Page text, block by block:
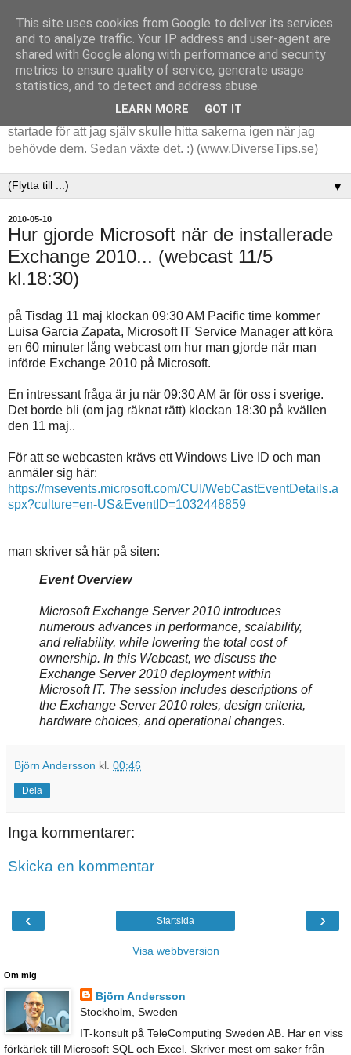
Tips och tankar kring de saker jag stöter på i arbetet. Det
startade för att jag själv skulle hitta sakerna igen när jag
behövde dem. Sedan växte det. :) (www.DiverseTips.se)
▼
2010-05-10
Hur gjorde Microsoft när de installerade
Exchange 2010... (webcast 11/5
kl.18:30)
på Tisdag 11 maj klockan 09:30 AM Pacific time kommer
Luisa Garcia Zapata, Microsoft IT Service Manager att köra
en 60 minuter lång webcast om hur man gjorde när man
införde Exchange 2010 på Microsoft.
En intressant fråga är ju när 09:30 AM är för oss i sverige.
Det borde bli (om jag räknat rätt) klockan 18:30 på kvällen
den 11 maj..
För att se webcasten krävs ett Windows Live ID och man
anmäler sig här:
https://msevents.microsoft.com/CUI/WebCastEventDetails.a
spx?culture=en-US&EventID=1032448859
man skriver så här på siten:
Event Overview
Microsoft Exchange Server 2010 introduces
numerous advances in performance, scalability,
and reliability, while lowering the total cost of
ownership. In this Webcast, we discuss the
Exchange Server 2010 deployment within
Microsoft IT. The session includes descriptions of
the Exchange Server 2010 roles, design criteria,
hardware choices, and operational changes.
Björn Andersson kl. 00:46
Dela
Inga kommentarer:
Skicka en kommentar
‹ ›
Startsida
Visa webbversion
Om mig
Björn Andersson
Stockholm, Sweden
IT-konsult på TeleComputing Sweden AB. Har en viss
förkärlek till Microsoft SQL och Excel. Skriver mest om saker från
This site uses cookies from Google to deliver its services
and to analyze traffic. Your IP address and user-agent are
shared with Google along with performance and security
metrics to ensure quality of service, generate usage
statistics, and to detect and address abuse.
LEARN MORE GOT IT